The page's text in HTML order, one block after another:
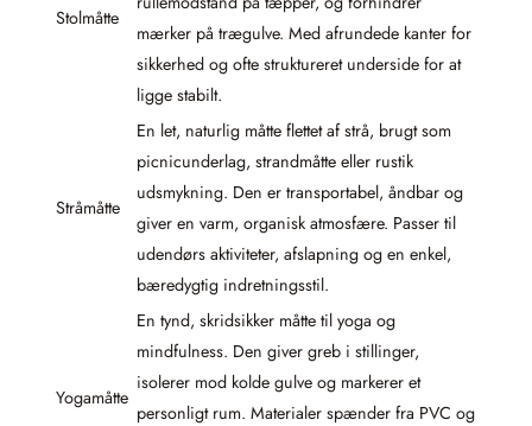
Stolmåtte
mærker på trægulve. Med afrundede kanter for
sikkerhed og ofte struktureret underside for at
ligge stabilt.
Stråmåtte
En let, naturlig måtte flettet af strå, brugt som
picnicunderlag, strandmåtte eller rustik
udsmykning. Den er transportabel, åndbar og
giver en varm, organisk atmosfære. Passer til
udendørs aktiviteter, afslapning og en enkel,
bæredygtig indretningsstil.
Yogamåtte
En tynd, skridsikker måtte til yoga og
mindfulness. Den giver greb i stillinger,
isolerer mod kolde gulve og markerer et
personligt rum. Materialer spænder fra PVC og